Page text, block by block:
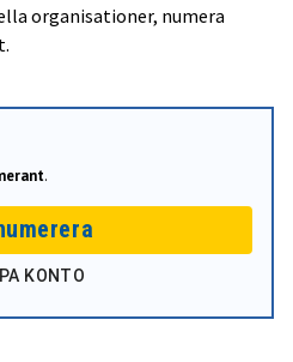
organisationer, numera
.
KONTO